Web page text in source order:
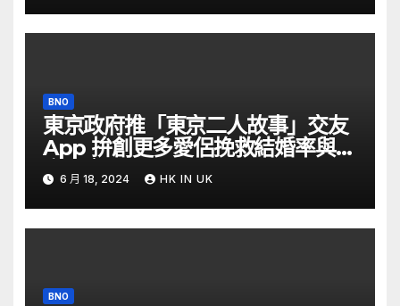
BNO
東京政府推「東京二人故事」交友
App 拚創更多愛侶挽救結婚率與生
育率｜Yahoo Hong Kong
6 月 18, 2024 HK IN UK
BNO